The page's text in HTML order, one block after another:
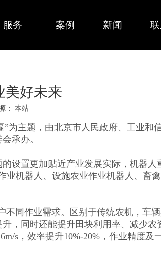
服务 案例 新闻
美好未来
： 本站
为主题，由北京市人民政府、工业和
承办。
设置更加贴近产业发展实际，机器人
业机器人、设施农业作业机器人、畜
不同作业需求。区别于传统农机，车
，同时还能提升田块利用率、减少农
s，效率提升10%-20%，作业精度及